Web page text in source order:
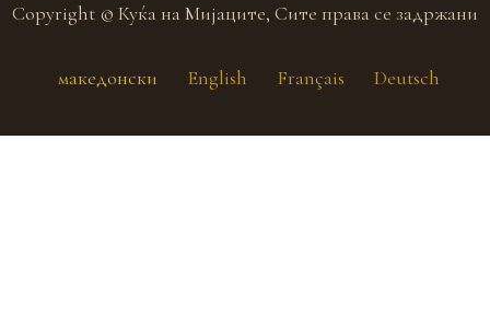
Copyright © Куќа на Мијаците, Сите права се задржани
македонски English Français Deutsch